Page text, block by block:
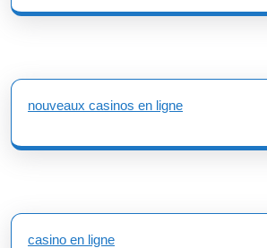
nouveaux casinos en ligne
casino en ligne